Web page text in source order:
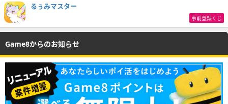
るぅみマスター
事前登録くじ
Game8からのお知らせ